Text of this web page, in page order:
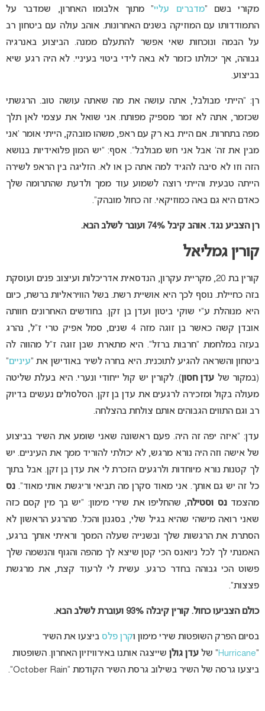
מקורי בשם “מדברים עליי” מתוך אלבומו האחרון, שמדבר על
התמודדותו עם המוזיקה בשנים האחרונות. אוהב עולה עם ביטחון רב
על הבמה ונוכחות שאי אפשר להתעלם ממנה. הביצוע באנרגיה
גבוהה, אך יכולתו כזמר לא באה לידי ביטוי בעיניי. לא היה רגע שיא
בביצוע.
רן: “הייתי מבולבל, אתה עושה את מה שאתה עושה טוב. הרגשתי
שכזמר, אתה לא זמר מספיק מפותח. אני שואל את עצמי לאן תלך
מפה בתחרות. אם היית בא רק עם ראפ, משהו מובהק, הייתי אומר ‘אני
מבין את זה’ אבל אני חש מבולבל”. אסף: “יש המון פלואידיות בנושא
הזה וזו לא סיבה להגיד למה אתה כן או לא. הזליגה בין הראפ לשירה
הייתה טבעית והייתי רוצה לשמוע עוד ממך ולדעת שהתרומה שלך
כאדם היא גם באה כמוזיקאי. זה כחול מובהק”.
רן הצביע נגד. אוהב קיבל 74% ועובר לשלב הבא.
קורין גמליאל
קורין בת 20, מקריית עקרון, הנדסאית אדריכלות ועיצוב פנים ועוסקת
בזה כחיילת. נוסף לכך היא אושיית רשת. בשל הוויראליות ברשת, כיום
היא מנוהלת ע”י שוקי ביטון ועדן בן זקן. בחודשים האחרונים חוותה
אובדן קשה כאשר בן זוגה מזה 4 שנים, סמל אפיק טרי ז”ל, נהרג
בעזה במלחמת “חרבות ברזל”. היא מתארת שבן זוגה ז”ל מהווה לה
ביטחון והשראה להגיע לתוכנית. היא בחרה לשיר באודישן את “ עיניים”
(במקור של עדן חסון). לקורין יש קול ייחודי ונערי. היא בעלת שליטה
מעולה בקול ומזכירה לרגעים את עדן בן זקן. הסלסולים נעשים בדיוק
רב וגם התווים הגבוהים אותם צולחת בהצלחה.
עדן: “איזה יפה זה היה. פעם ראשונה שאני שומע את השיר בביצוע
של אישה וזה היה נורא מרגש, לא יכולתי להוריד ממך את העיניים. יש
לך קטנות נורא מיוחדות ולרגעים הזכרת לי את עדן בן זקן. אבל בתוך
כל זה יש גם אותך. אני מאוד סקרן מה תביאי וריגשת אותי מאוד”. נס
מהצמד נס וסטילה, שהחליפו את שירי מימון: “יש בך מין קסם כזה
שאני רואה מישהי שהיא בגיל שלי, בסגנון והכל. מהרגע הראשון לא
הסתרת את הרגשות שלך ובשנייה שעלה המסך וראיתי אותך ברגע,
האמנתי לך לכל ניואנס הכי קטן שיצא לך מהפה והגוף והנשמה שלך
פשוט הכי גבוהה בחדר כרגע. עשית לי לרעוד קצת, את מרגשת
פצצות”.
כולם הצביעו כחול. קורין קיבלה 93% ועוברת לשלב הבא.
בסיום הפרק השופטות שירי מימון ו קרן פלסביצעו את השיר
Hurricane” של עדן גולןשייצגה אותנו באירוויזיון האחרון. השופטות
ביצעו גרסה של השיר בשילוב גרסת השיר הקודמת “October Rain”.